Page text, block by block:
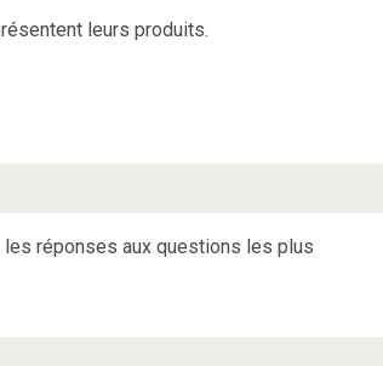
leurs produits.
les réponses aux questions les plus